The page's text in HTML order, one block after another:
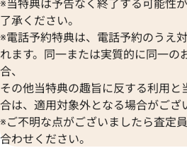
了承ください。
※電話予約特典は、電話予約のうえ
れます。同一または実質的に同一の
合、
その他当特典の趣旨に反する利用
合は、適用対象外となる場合がござ
※ご不明な点がございましたら査定
合わせください。